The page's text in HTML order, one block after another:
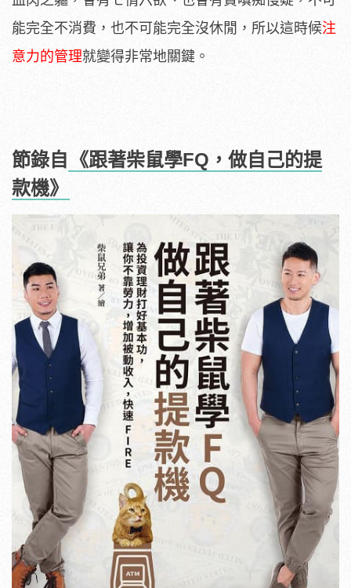
能完全不消費，也不可能完全沒休閒，所以這時候注
意力的管理就變得非常地關鍵。
節錄自
《跟著柴鼠學FQ，做自己的提
款機》